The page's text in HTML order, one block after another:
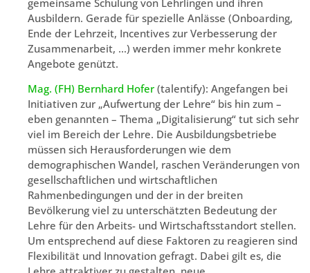
Ausbildern. Gerade für spezielle Anlässe (Onboarding,
Ende der Lehrzeit, Incentives zur Verbesserung der
Zusammenarbeit, …) werden immer mehr konkrete
Angebote genützt.
Mag. (FH) Bernhard Hofer (talentify): Angefangen bei
Initiativen zur „Aufwertung der Lehre“ bis hin zum –
eben genannten – Thema „Digitalisierung“ tut sich sehr
viel im Bereich der Lehre. Die Ausbildungsbetriebe
müssen sich Herausforderungen wie dem
demographischen Wandel, raschen Veränderungen von
gesellschaftlichen und wirtschaftlichen
Rahmenbedingungen und der in der breiten
Bevölkerung viel zu unterschätzten Bedeutung der
Lehre für den Arbeits- und Wirtschaftsstandort stellen.
Um entsprechend auf diese Faktoren zu reagieren sind
Flexibilität und Innovation gefragt. Dabei gilt es, die